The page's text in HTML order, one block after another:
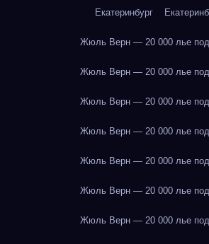
Екатеринбург
Жюль Верн — 20 000 лье
Жюль Верн — 20 000 лье
Жюль Верн — 20 000 лье
Жюль Верн — 20 000 лье
Жюль Верн — 20 000 лье
Жюль Верн — 20 000 лье
Жюль Верн — 20 000 лье